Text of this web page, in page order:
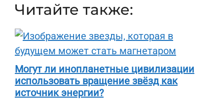
Читайте также:
Могут ли инопланетные цивилизации
использовать вращение звёзд как
источник энергии?